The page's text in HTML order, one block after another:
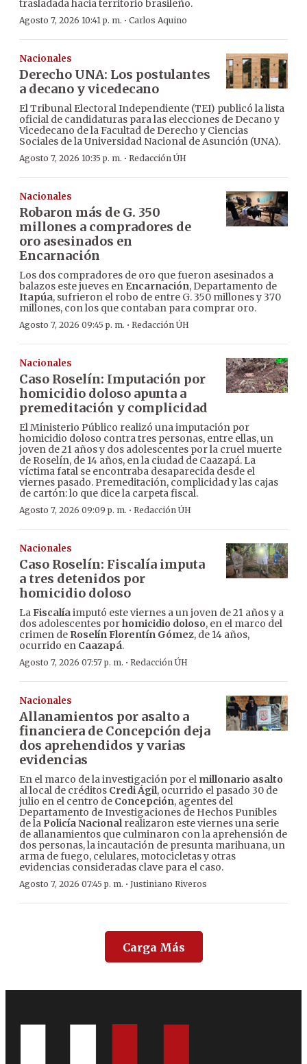
trasladada hacia territorio brasileño.
Agosto 7, 2026 10:41 p. m. · Carlos Aquino
Nacionales
Derecho UNA: Los postulantes
a decano y vicedecano
El Tribunal Electoral Independiente (TEI) publicó la lista
oficial de candidaturas para las elecciones de Decano y
Vicedecano de la Facultad de Derecho y Ciencias
Sociales de la Universidad Nacional de Asunción (UNA).
Agosto 7, 2026 10:35 p. m. · Redacción ÚH
Nacionales
Robaron más de G. 350
millones a compradores de
oro asesinados en
Encarnación
Los dos compradores de oro que fueron asesinados a
balazos este jueves en Encarnación, Departamento de
Itapúa, sufrieron el robo de entre G. 350 millones y 370
millones, con los que contaban para comprar oro.
Agosto 7, 2026 09:45 p. m. · Redacción ÚH
Nacionales
Caso Roselín: Imputación por
homicidio doloso apunta a
premeditación y complicidad
El Ministerio Público realizó una imputación por
homicidio doloso contra tres personas, entre ellas, un
joven de 21 años y dos adolescentes por la cruel muerte
de Roselín, de 14 años, en la ciudad de Caazapá. La
víctima fatal se encontraba desaparecida desde el
viernes pasado. Premeditación, complicidad y las cajas
de cartón: lo que dice la carpeta fiscal.
Agosto 7, 2026 09:09 p. m. · Redacción ÚH
Nacionales
Caso Roselín: Fiscalía imputa
a tres detenidos por
homicidio doloso
LaFiscalíaimputó este viernes a un joven de 21 años y a
dos adolescentes porhomicidio doloso, en el marco del
crimen de Roselín Florentín Gómez, de 14 años,
ocurrido en Caazapá.
Agosto 7, 2026 07:57 p. m. · Redacción ÚH
Nacionales
Allanamientos por asalto a
financiera de Concepción deja
dos aprehendidos y varias
evidencias
En el marco de la investigación por el millonario asalto
al local de créditos Credi Ágil, ocurrido el pasado 30 de
julio en el centro de Concepción, agentes del
Departamento de Investigaciones de Hechos Punibles
de la Policía Nacionalrealizaron este viernes una serie
de allanamientos que culminaron con la aprehensión de
dos personas, la incautación de presunta marihuana, un
arma de fuego, celulares, motocicletas y otras
evidencias consideradas clave para el caso.
Agosto 7, 2026 07:45 p. m. · Justiniano Riveros
Carga Más